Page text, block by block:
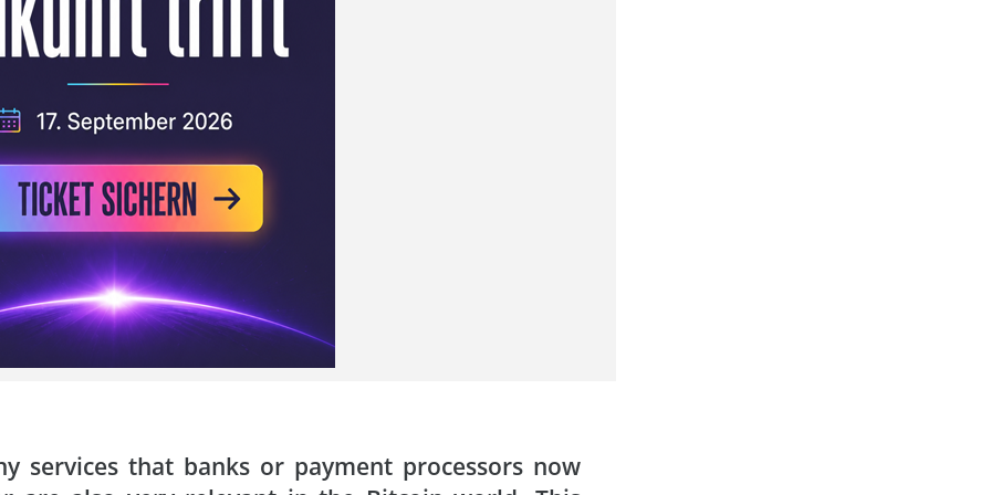
services that banks or payment processors now